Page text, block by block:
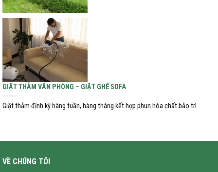
GIẶT THẢM VĂN PHÒNG – GIẶT GHẾ SOFA
Giặt thảm định kỳ hàng tuần, hàng tháng kết hợp phun hóa chất bảo trì
VỀ CHÚNG TÔI